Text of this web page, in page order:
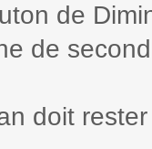
de
de
doit